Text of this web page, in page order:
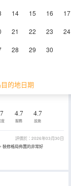
14 15 16 17
21 22 23 24
28 29 30
的地日期
度
4.7
服務
4.7
設施
評價於：2026年03月30日
裝修格局佈置的非常好